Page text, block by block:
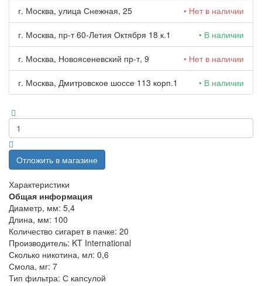
г. Москва, улица Снежная, 25 • Нет в наличии
г. Москва, пр-т 60-Летия Октября 18 к.1 • В наличии
г. Москва, Новоясеневский пр-т, 9 • Нет в наличии
г. Москва, Дмитровское шоссе 113 корп.1 • В наличии
Отложить в магазине
Характеристики
Общая информация
Диаметр, мм: 5,4
Длина, мм: 100
Количество сигарет в пачке: 20
Производитель: KT International
Сколько никотина, мл: 0,6
Смола, мг: 7
Тип фильтра: С капсулой